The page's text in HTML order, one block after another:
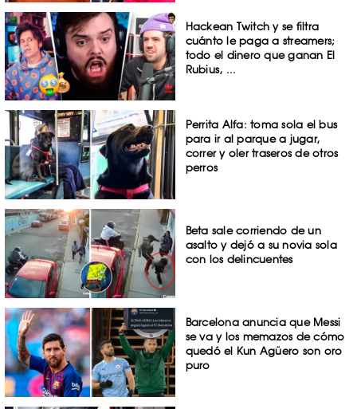
Hackean Twitch y se filtra
cuánto le paga a streamers;
todo el dinero que ganan El
Rubius, ...
Perrita Alfa: toma sola el bus
para ir al parque a jugar,
correr y oler traseros de otros
perros
Beta sale corriendo de un
asalto y dejó a su novia sola
con los delincuentes
Barcelona anuncia que Messi
se va y los memazos de cómo
quedó el Kun Agüero son oro
puro